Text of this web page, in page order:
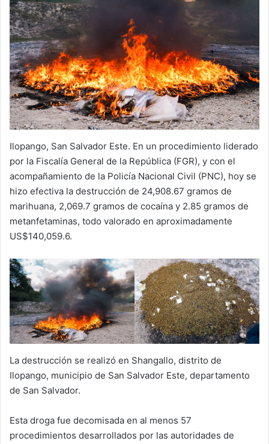
Ilopango, San Salvador Este. En un procedimiento liderado
por la Fiscalía General de la República (FGR), y con el
acompañamiento de la Policía Nacional Civil (PNC), hoy se
hizo efectiva la destrucción de 24,908.67 gramos de
marihuana, 2,069.7 gramos de cocaína y 2.85 gramos de
metanfetaminas, todo valorado en aproximadamente
US$140,059.6.
La destrucción se realizó en Shangallo, distrito de
Ilopango, municipio de San Salvador Este, departamento
de San Salvador.
Esta droga fue decomisada en al menos 57
procedimientos desarrollados por las autoridades de